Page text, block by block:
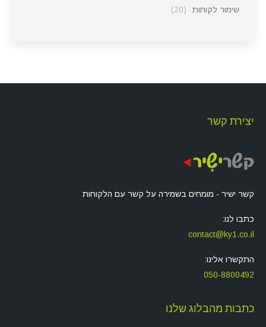
שימור לקוחות
(20)
יצירת קשר
קשר ישיר - מומחים בשמירה על קשר עם הלקוחות
כתבו לנו:
contact@ky1.co.il
התקשרו אלינו:
050-8800492
כתבות מהבלוג שלנו